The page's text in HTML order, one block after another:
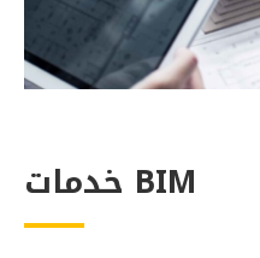
BIM خدمات